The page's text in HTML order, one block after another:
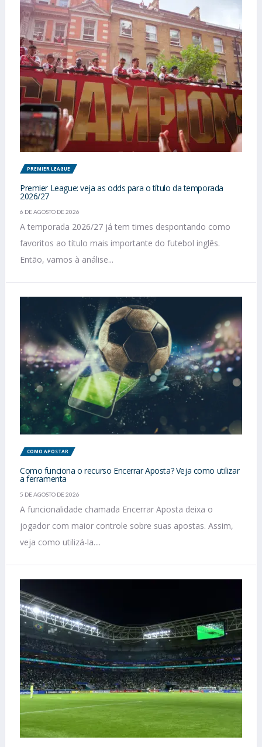
PREMIER LEAGUE
Premier League: veja as odds para o título da temporada
2026/27
6 DE AGOSTO DE 2026
A temporada 2026/27 já tem times despontando como
favoritos ao título mais importante do futebol inglês.
Então, vamos à análise...
COMO APOSTAR
Como funciona o recurso Encerrar Aposta? Veja como utilizar
a ferramenta
5 DE AGOSTO DE 2026
A funcionalidade chamada Encerrar Aposta deixa o
jogador com maior controle sobre suas apostas. Assim,
veja como utilizá-la....